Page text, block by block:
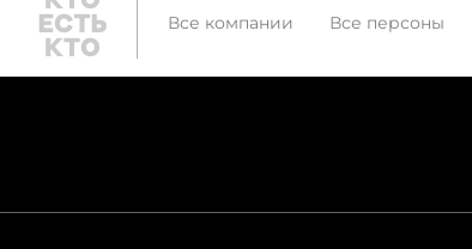
Все компании Все персоны